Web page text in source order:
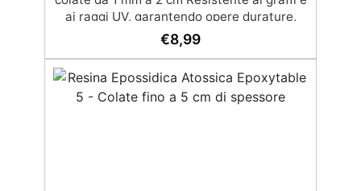
ai raggi UV, garantendo opere durature,
vibranti e senza ingiallimenti nel tempo
Bassa viscosità e formula anti-bolle per
risultati impeccabili, perfetti per colate di
stampi e inglobamenti Certificata Atossica
post catalisi per contatto con la pelle, BPA
€8,99